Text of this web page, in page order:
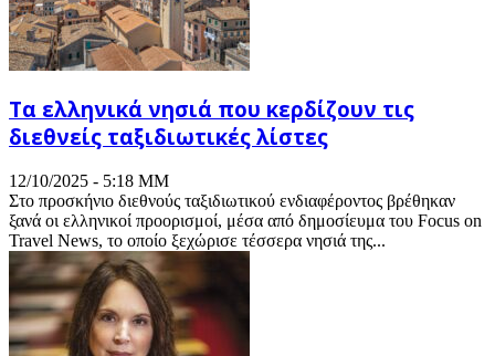
Τα ελληνικά νησιά που κερδίζουν τις
διεθνείς ταξιδιωτικές λίστες
12/10/2025 - 5:18 ΜΜ
Στο προσκήνιο διεθνούς ταξιδιωτικού ενδιαφέροντος βρέθηκαν
ξανά οι ελληνικοί προορισμοί, μέσα από δημοσίευμα του Focus on
Travel News, το οποίο ξεχώρισε τέσσερα νησιά της...